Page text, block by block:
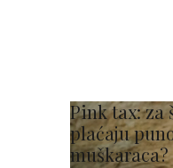
Pink tax: za
plaćaju
muškaraca?